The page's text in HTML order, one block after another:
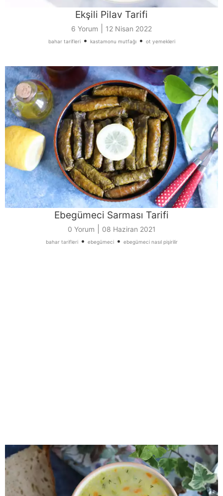
Ekşili Pilav Tarifi
6 Yorum 12 Nisan 2022
bahar tarifleri• kastamonu mutfağı• ot yemekleri
Ebegümeci Sarması Tarifi
0 Yorum 08 Haziran 2021
bahar tarifleri• ebegümeci• ebegümeci nasıl pişirilir